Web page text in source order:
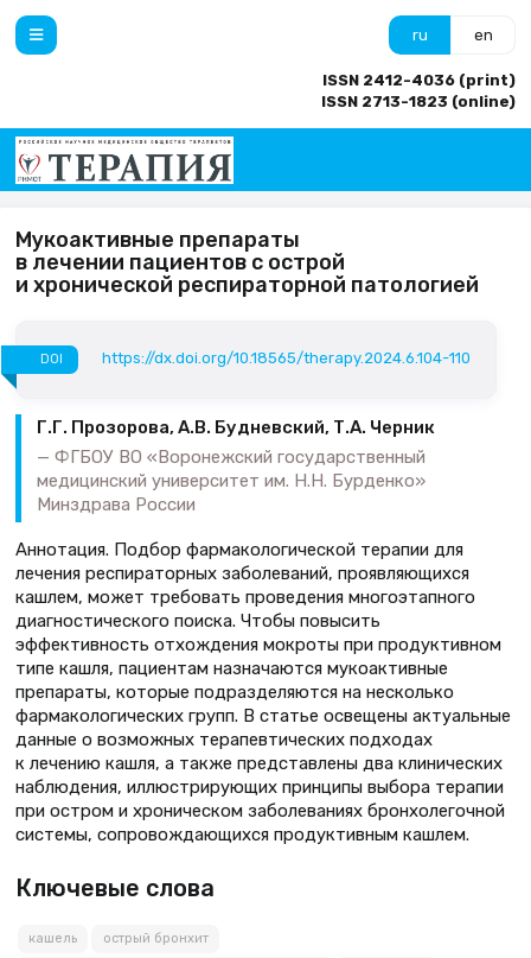
ru en
ISSN 2412-4036 (print)
ISSN 2713-1823 (online)
Мукоактивные препараты
в лечении пациентов с острой
и хронической респираторной патологией
DOI https://dx.doi.org/10.18565/therapy.2024.6.104-110
Г.Г. Прозорова, А.В. Будневский, Т.А. Черник
ФГБОУ ВО «Воронежский государственный
медицинский университет им. Н.Н. Бурденко»
Минздрава России
Аннотация. Подбор фармакологической терапии для
лечения респираторных заболеваний, проявляющихся
кашлем, может требовать проведения многоэтапного
диагностического поиска. Чтобы повысить
эффективность отхождения мокроты при продуктивном
типе кашля, пациентам назначаются мукоактивные
препараты, которые подразделяются на несколько
фармакологических групп. В статье освещены актуальные
данные о возможных терапевтических подходах
к лечению кашля, а также представлены два клинических
наблюдения, иллюстрирующих принципы выбора терапии
при остром и хроническом заболеваниях бронхолегочной
системы, сопровождающихся продуктивным кашлем.
Ключевые слова
кашель острый бронхит